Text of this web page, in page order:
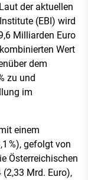
der aktuellen
(EBI) wird
Milliarden Euro
Wert
dem
zu und
im
einem
%), gefolgt von
Österreichischen
Mrd. Euro),